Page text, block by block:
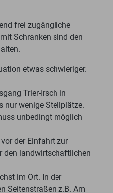
frei zugängliche
Schranken sind den
etwas schwieriger.
Trier-Irsch in
nur wenige Stellplätze.
unbedingt möglich
der Einfahrt zur
den landwirtschaftlichen
im Ort. In der
Seitenstraßen z.B. Am